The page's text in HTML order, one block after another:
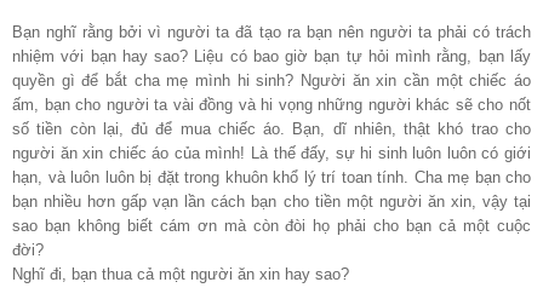
Bạn nghĩ rằng bởi vì người ta đã tạo ra bạn nên người ta phải có trách
nhiệm với bạn hay sao? Liệu có bao giờ bạn tự hỏi mình rằng, bạn lấy
quyền gì để bắt cha mẹ mình hi sinh? Người ăn xin cần một chiếc áo
ấm, bạn cho người ta vài đồng và hi vọng những người khác sẽ cho nốt
số tiền còn lại, đủ để mua chiếc áo. Bạn, dĩ nhiên, thật khó trao cho
người ăn xin chiếc áo của mình! Là thế đấy, sự hi sinh luôn luôn có giới
hạn, và luôn luôn bị đặt trong khuôn khổ lý trí toan tính. Cha mẹ bạn cho
bạn nhiều hơn gấp vạn lần cách bạn cho tiền một người ăn xin, vậy tại
sao bạn không biết cám ơn mà còn đòi họ phải cho bạn cả một cuộc
đời?
Nghĩ đi, bạn thua cả một người ăn xin hay sao?